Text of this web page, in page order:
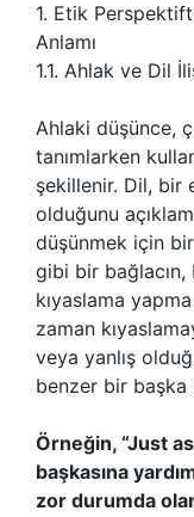
1. Etik
Anlamı
1.1. Ahlak ve Dil
Ahlaki düşünce,
tanımlarken
şekillenir. Dil, bir
olduğunu
düşünmek için bir
gibi bir
kıyaslama
zaman
veya yanlış
benzer bir başka
Örneğin, “Just
başkasına
zor durumda